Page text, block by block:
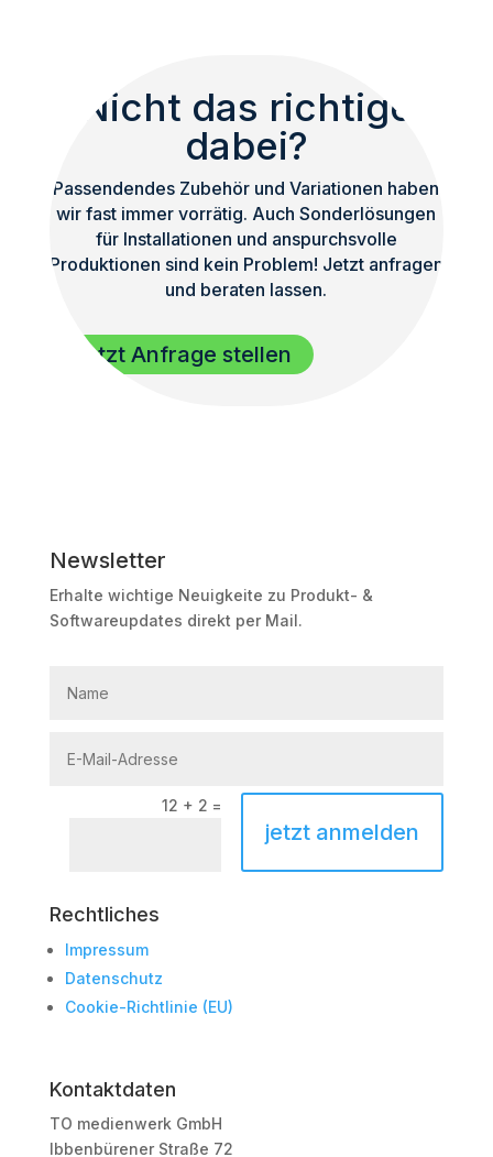
Nicht das richtige
dabei?
Passendendes Zubehör und Variationen haben
wir fast immer vorrätig. Auch Sonderlösungen
für Installationen und anspurchsvolle
Produktionen sind kein Problem! Jetzt anfragen
und beraten lassen.
Jetzt Anfrage stellen
Newsletter
Erhalte wichtige Neuigkeite zu Produkt- &
Softwareupdates direkt per Mail.
12 + 2 =
jetzt anmelden
Rechtliches
Impressum
Datenschutz
Cookie-Richtlinie (EU)
Kontaktdaten
TO medienwerk GmbH
Ibbenbürener Straße 72